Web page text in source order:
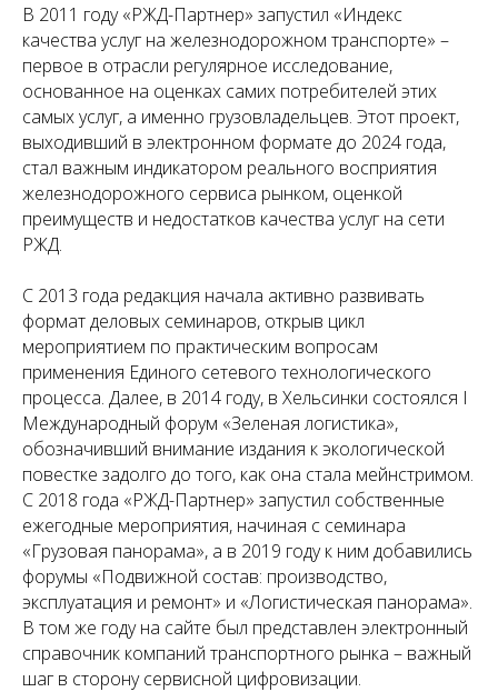
В 2011 году «РЖД-Партнер» запустил «Индекс
качества услуг на железнодорожном транспорте» –
первое в отрасли регулярное исследование,
основанное на оценках самих потребителей этих
самых услуг, а именно грузовладельцев. Этот проект,
выходивший в электронном формате до 2024 года,
стал важным индикатором реального восприятия
железнодорожного сервиса рынком, оценкой
преимуществ и недостатков качества услуг на сети
РЖД.
С 2013 года редакция начала активно развивать
формат деловых семинаров, открыв цикл
мероприятием по практическим вопросам
применения Единого сетевого технологического
процесса. Далее, в 2014 году, в Хельсинки состоялся I
Международный форум «Зеленая логистика»,
обозначивший внимание издания к экологической
повестке задолго до того, как она стала мейнстримом.
С 2018 года «РЖД-Партнер» запустил собственные
ежегодные мероприятия, начиная с семинара
«Грузовая панорама», а в 2019 году к ним добавились
форумы «Подвижной состав: производство,
эксплуатация и ремонт» и «Логистическая панорама».
В том же году на сайте был представлен электронный
справочник компаний транспортного рынка – важный
шаг в сторону сервисной цифровизации.